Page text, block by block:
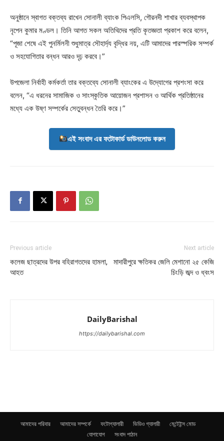
অনুষ্ঠানে স্বাগত বক্তব্য রাখেন সোনালী ব্যাংক পিএলসি, গৌরনদী শাখার ব্যবস্থাপক
নৃপেন কুমার মণ্ডল। তিনি আগত সকল অতিথিদের প্রতি কৃতজ্ঞতা প্রকাশ করে বলেন,
“পূজা শেষে এই পুনর্মিলনী শুধুমাত্র সৌহার্দ্য বৃদ্ধির নয়, এটি আমাদের পারস্পরিক সম্পর্ক
ও সহযোগিতার বন্ধন আরও দৃঢ় করবে।”
উপজেলা নির্বাহী কর্মকর্তা তার বক্তব্যে সোনালী ব্যাংকের এ উদ্যোগের প্রশংসা করে
বলেন, “এ ধরনের সামাজিক ও সাংস্কৃতিক আয়োজন প্রশাসন ও আর্থিক প্রতিষ্ঠানের
মধ্যে এক উষ্ণ সম্পর্কের সেতুবন্ধন তৈরি করে।”
এই সংবাদ এর ফটোকার্ড ডাউনলোড করুন
Previous article
কলেজ ছাত্রদের উপর বহিরাগতদের হামলা,
আহত
Next article
মাদারীপুরে ক্ষতিকর জেলি মেশানো ২৫ কেজি
চিংড়ি জব্দ ও ধ্বংস
DailyBarishal
https://dailybarishal.com
আমাদের পরিবার আমাদের সম্পর্কে ফটোগ্যালারী ভিডিও গ্যালারী
মেন্টেইন্স মোড
যোগাযোগ
সংবাদ পাঠান